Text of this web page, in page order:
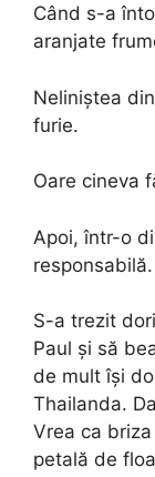
Când s-a
aranjate
Neliniștea
furie.
Oare cineva
Apoi, într-o
responsabilă.
S-a trezit
Paul și să
de mult își
Thailanda.
Vrea ca
petală de